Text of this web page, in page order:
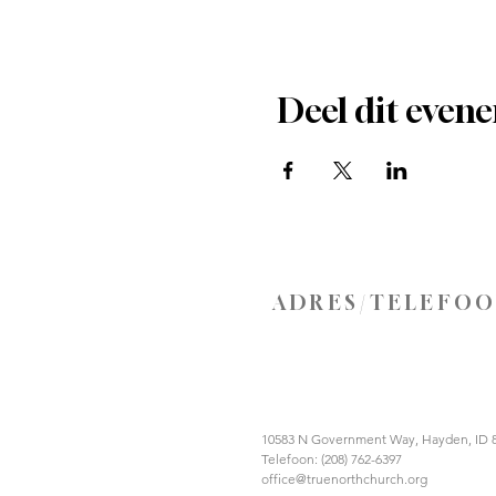
Deel dit
ADRES/
10583 N Government Way, Hayden, ID
Telefoon: (208) 762-6397
office@truenorthchurch.org